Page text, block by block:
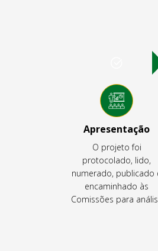
Apresentação
O projeto foi
protocolado, lido,
numerado, publicado
encaminhado às
Comissões para